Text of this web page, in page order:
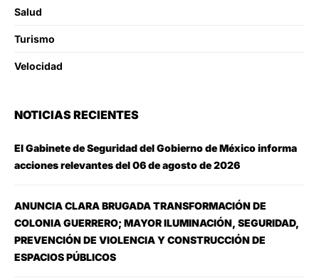
Salud
Turismo
Velocidad
NOTICIAS RECIENTES
El Gabinete de Seguridad del Gobierno de México informa
acciones relevantes del 06 de agosto de 2026
ANUNCIA CLARA BRUGADA TRANSFORMACIÓN DE
COLONIA GUERRERO; MAYOR ILUMINACIÓN, SEGURIDAD,
PREVENCIÓN DE VIOLENCIA Y CONSTRUCCIÓN DE
ESPACIOS PÚBLICOS